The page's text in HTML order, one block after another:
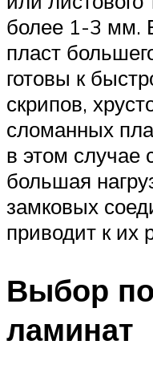
более 1-3 мм.
пласт
готовы к
скрипов,
сломанных
в этом случае
большая
замковых
приводит к их
Выбор
ламинат